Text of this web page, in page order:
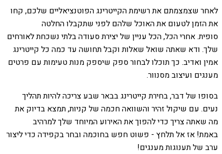
לאחר שצמצמתם את רשימת הקייטרינג הפוטנציאליים שלכם, קחו
את הזמן לטעום את האוכל שלהם לפני שתקבלו החלטה
סופית. אחרי הכל, הכל עניין של יצירת סעודה בלתי נשכחת לאורחים
שלך. ודא שאתה שואל שאלות וקבל תחושה עד כמה כל קייטרינג
אמין ואדיב. כך תוכלו לבחור ספק שיספק מנות טעימות עם פרטים
מענגים ועיצוב מסנוור.
בסופו של דבר, בחירת קייטרינג בבאר שבע צריכה להיות תהליך
נעים. עם שיקול זהיר והשוואה חכמה של קניות, תמצא בדיוק את
מה שאתה צריך כדי להפוך את האירוע המיוחד שלך למרהיב
באמת! אז אל תלחץ - פשוט חפש בחוכמה ובחר בקפידה כדי ליצור
ערב של תענוגות מענגים!